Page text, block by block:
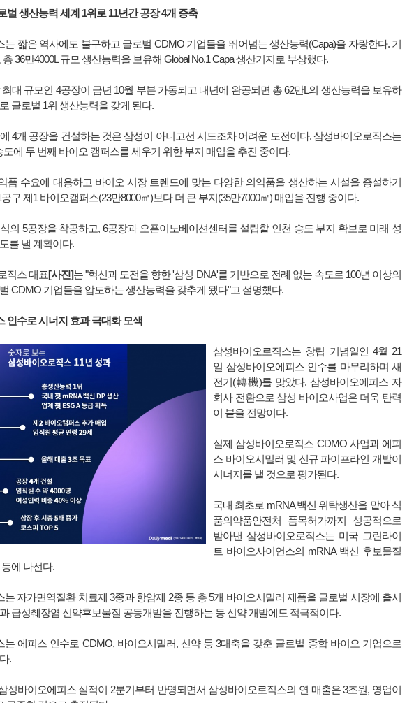
벌 생산능력 세계 1위로 11년간 공장 4개 증축
는 짧은 역사에도 불구하고 글로벌 CDMO 기업들을 뛰어넘는 생산능력(Capa)을 자랑한다. 기
총 36만4000L 규모 생산능력을 보유해 Global No.1 Capa 생산기지로 부상했다.
대 규모인 4공장이 금년 10월 부분 가동되고 내년에 완공되면 총 62만L의 생산능력을 보유하
글로벌 1위 생산능력을 갖게 된다.
4개 공장을 건설하는 것은 삼성이 아니고선 시도조차 어려운 도전이다. 삼성바이오로직스는
도에 두 번째 바이오 캠퍼스를 세우기 위한 부지 매입을 추진 중이다.
품 수요에 대응하고 바이오 시장 트렌드에 맞는 다양한 의약품을 생산하는 시설을 증설하기
구 제1 바이오캠퍼스(23만8000㎡)보다 더 큰 부지(35만7000㎡) 매입을 진행 중이다.
의 5공장을 착공하고, 6공장과 오픈이노베이션센터를 설립할 인천 송도 부지 확보로 미래 성
를 낼 계획이다.
직스 대표[사진]는 "혁신과 도전을 향한 '삼성 DNA'를 기반으로 전례 없는 속도로 100년 이상의
CDMO 기업들을 압도하는 생산능력을 갖추게 됐다"고 설명했다.
인수로 시너지 효과 극대화 모색
삼성바이오로직스는 창립 기념일인 4월 21
일 삼성바이오에피스 인수를 마무리하며 새
전기(轉機)를 맞았다. 삼성바이오에피스 자
회사 전환으로 삼성 바이오사업은 더욱 탄력
이 붙을 전망이다.
실제 삼성바이오로직스 CDMO 사업과 에피
스 바이오시밀러 및 신규 파이프라인 개발이
시너지를 낼 것으로 평가된다.
국내 최초로 mRNA 백신 위탁생산을 맡아 식
품의약품안전처 품목허가까지 성공적으로
받아낸 삼성바이오로직스는 미국 그린라이
트 바이오사이언스의 mRNA 백신 후보물질
에 나선다.
는 자가면역질환 치료제 3종과 항암제 2종 등 총 5개 바이오시밀러 제품을 글로벌 시장에 출시
급성췌장염 신약후보물질 공동개발을 진행하는 등 신약 개발에도 적극적이다.
는 에피스 인수로 CDMO, 바이오시밀러, 신약 등 3대축을 갖춘 글로벌 종합 바이오 기업으로
.
성바이오에피스 실적이 2분기부터 반영되면서 삼성바이오로직스의 연 매출은 3조원, 영업이